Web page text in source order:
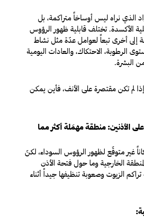
الذي نراه ليس أوساخاً متراكمة، بل
الأكسدة. تختلف قابلية ظهور الرؤوس
إلى أخرى تبعاً لعوامل عدّة مثل نشاط
الرطوبة، الاحتكاك، والعادات اليومية
البشرة.
لم تكن مقتصرة على الأنف، فأين يمكن
الأذنين: منطقة مهمَلة أكثر مما
غير متوقّع لظهور الرؤوس السوداء، لكنّ
الخارجية وما حول فتحة الأذن
الزيوت وصعوبة تنظيفها جيداً أثناء